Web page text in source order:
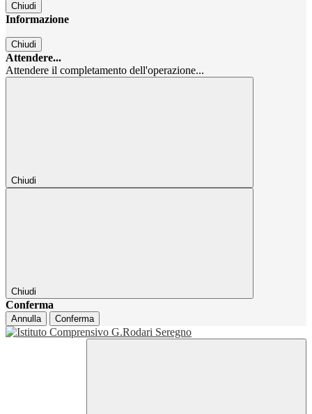
Chiudi
Informazione
Chiudi
Attendere...
Attendere il completamento dell'operazione...
Chiudi
Chiudi
Conferma
Annulla Conferma